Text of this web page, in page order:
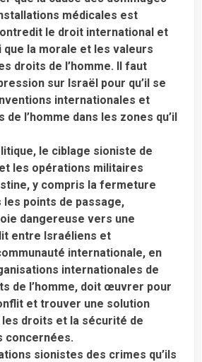
médicales est
le droit international et
que la morale et les valeurs
droits de l’homme. Il faut
sur Israël pour qu’il se
internationales et
l’homme dans les zones qu’il
le ciblage sioniste de
les opérations militaires
y compris la fermeture
points de passage,
dangereuse vers une
entre Israéliens et
internationale, en
internationales de
de l’homme, doit œuvrer pour
et trouver une solution
les droits et la sécurité de
concernées.
sionistes des crimes qu’ils